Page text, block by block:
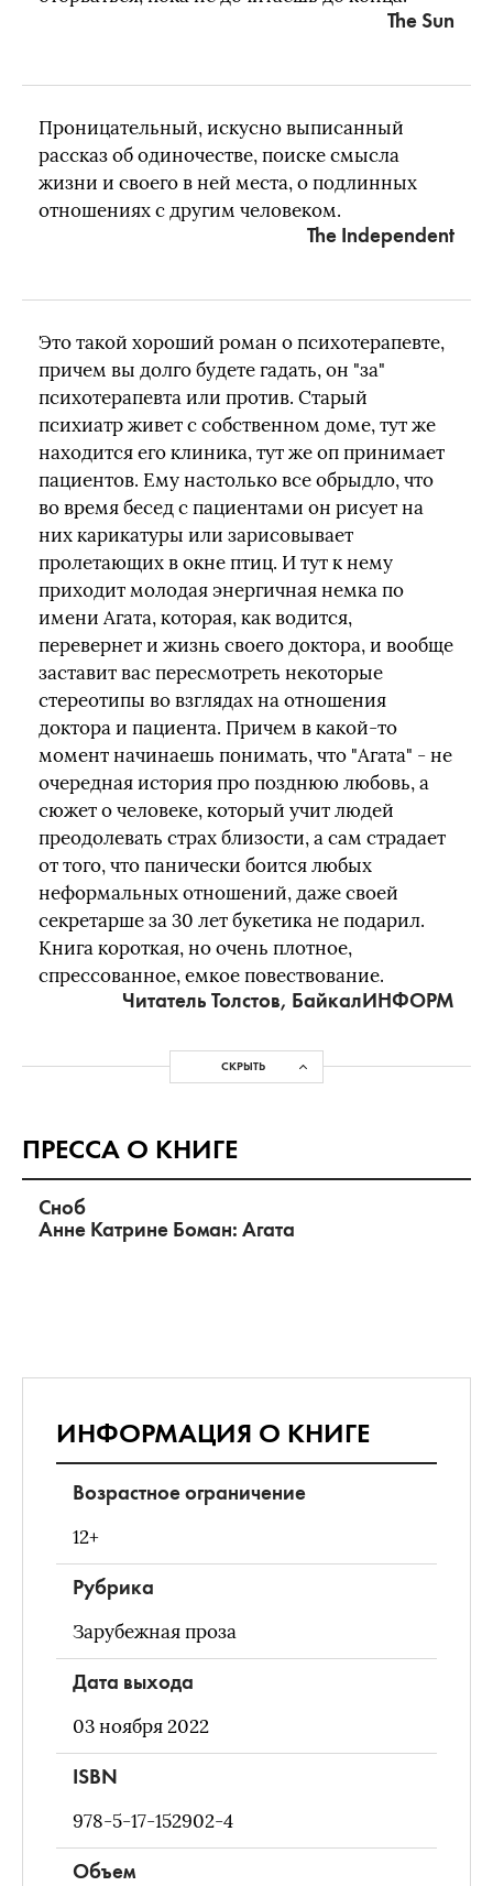
The Sun
Проницательный, искусно выписанный
рассказ об одиночестве, поиске смысла
жизни и своего в ней места, о подлинных
отношениях с другим человеком.
The Independent
Это такой хороший роман о психотерапевте,
причем вы долго будете гадать, он "за"
психотерапевта или против. Старый
психиатр живет с собственном доме, тут же
находится его клиника, тут же оп принимает
пациентов. Ему настолько все обрыдло, что
во время бесед с пациентами он рисует на
них карикатуры или зарисовывает
пролетающих в окне птиц. И тут к нему
приходит молодая энергичная немка по
имени Агата, которая, как водится,
перевернет и жизнь своего доктора, и вообще
заставит вас пересмотреть некоторые
стереотипы во взглядах на отношения
доктора и пациента. Причем в какой-то
момент начинаешь понимать, что "Агата" - не
очередная история про позднюю любовь, а
сюжет о человеке, который учит людей
преодолевать страх близости, а сам страдает
от того, что панически боится любых
неформальных отношений, даже своей
секретарше за 30 лет букетика не подарил.
Книга короткая, но очень плотное,
спрессованное, емкое повествование.
Читатель Толстов, БайкалИНФОРМ
СКРЫТЬ
ПРЕССА О КНИГЕ
Сноб
Анне Катрине Боман: Агата
ИНФОРМАЦИЯ О КНИГЕ
Возрастное ограничение
12+
Рубрика
Зарубежная проза
Дата выхода
03 ноября 2022
ISBN
978-5-17-152902-4
Объем